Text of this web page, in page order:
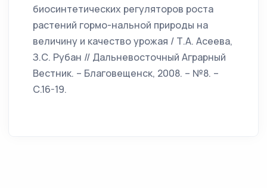
биосинтетических регуляторов роста
растений гормо-нальной природы на
величину и качество урожая / Т.А. Асеева,
З.С. Рубан // Дальневосточный Аграрный
Вестник. – Благовещенск, 2008. – №8. –
С.16-19.